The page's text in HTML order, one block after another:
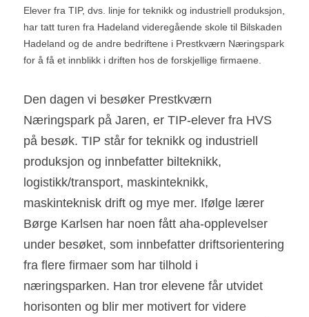
Elever fra TIP, dvs. linje for teknikk og industriell produksjon,
har tatt turen fra Hadeland videregående skole til Bilskaden
Hadeland og de andre bedriftene i Prestkværn Næringspark
for å få et innblikk i driften hos de forskjellige firmaene.
Den dagen vi besøker Prestkværn
Næringspark på Jaren, er TIP-elever fra HVS
på besøk. TIP står for teknikk og industriell
produksjon og innbefatter bilteknikk,
logistikk/transport, maskinteknikk,
maskinteknisk drift og mye mer. Ifølge lærer
Børge Karlsen har noen fått aha-opplevelser
under besøket, som innbefatter driftsorientering
fra flere firmaer som har tilhold i
næringsparken. Han tror elevene får utvidet
horisonten og blir mer motivert for videre